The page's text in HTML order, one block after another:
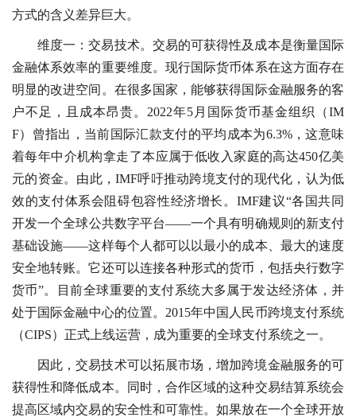
方式的含义差异巨大。
维度一：交易技术。交易的可获得性及成本是衡量国际
金融体系效率的重要维度。现行国际货币体系在这方面存在
明显的改进空间。在很多国家，能够获得国际金融服务的客
户不足，且成本昂贵。2022年5月国际货币基金组织（IM
F）曾指出，当前国际汇款支付的平均成本为6.3%，这意味
着每年中介机构拿走了本应属于低收入家庭的高达450亿美
元的资金。由此，IMF呼吁推动跨境支付的现代化，认为低
效的支付体系会阻碍包容性经济增长。IMF建议“各国共同
开发一个全球公共数字平台——一个具有明确规则的新支付
基础设施——这样每个人都可以以最小的成本、最大的速度
安全地转账。它还可以连接各种形式的货币，包括央行数字
货币”。目前全球重要的支付系统大多属于发达经济体，并
处于国际金融中心的位置。2015年中国人民币跨境支付系统
（CIPS）正式上线运营，成为重要的全球支付系统之一。
因此，交易技术可以拓展市场，增加跨境金融服务的可
获得性和降低成本。同时，合作区域的这种交易结算系统会
提高区域内交易的安全性和可靠性。如果放在一个全球开放